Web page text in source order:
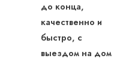
до конца,
качественно и
быстро, с
выездом на дом